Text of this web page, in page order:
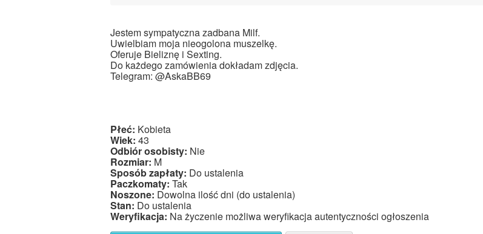
Jestem sympatyczna zadbana Milf.
Uwielbiam moja nieogolona muszelkę.
Oferuje Bieliznę i Sexting.
Do każdego zamówienia dokładam zdjęcia.
Telegram: @AskaBB69
Płeć: Kobieta
Wiek: 43
Odbiór osobisty: Nie
Rozmiar: M
Sposób zapłaty: Do ustalenia
Paczkomaty: Tak
Noszone: Dowolna ilość dni (do ustalenia)
Stan: Do ustalenia
Weryfikacja: Na życzenie możliwa weryfikacja autentyczności ogłoszenia